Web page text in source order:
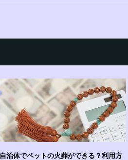
自治体でペットの火葬ができる？利用方